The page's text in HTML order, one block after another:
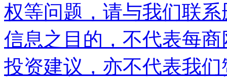
权等问题，请与我们联
信息之目的，不代表每
投资建议，亦不代表我